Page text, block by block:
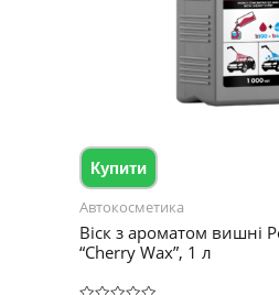
Купити
Автокосметика
Віск з ароматом вишні
“Cherry Wax”, 1 л